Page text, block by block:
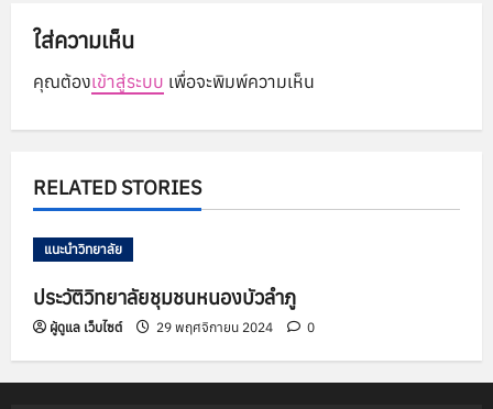
i
g
i
o
n
ใส่ความเห็น
คุณต้องเข้าสู่ระบบ เพื่อจะพิมพ์ความเห็น
RELATED STORIES
แนะนำวิทยาลัย
ประวัติวิทยาลัยชุมชนหนองบัวลำภู
ผู้ดูแล เว็บไซต์ 29 พฤศจิกายน 2024 0